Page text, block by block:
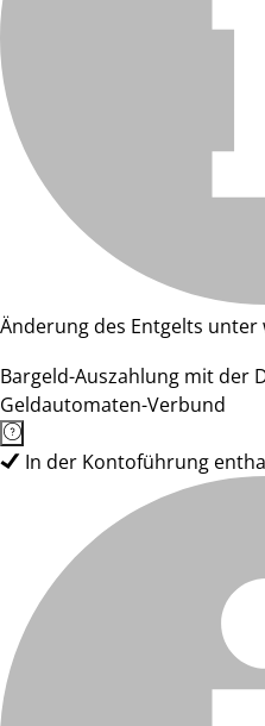
Änderung des Entgelts
Bargeld-Auszahlung mit der
Geldautomaten-Verbund
In der Kontoführung